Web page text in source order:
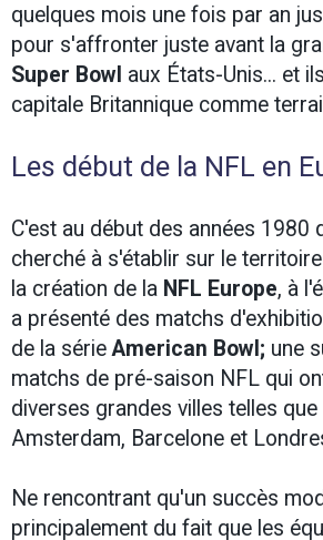
quelques mois une fois par an
pour s'affronter juste avant la
Super Bowl aux États-Unis... et
capitale Britannique comme
Les début de la NFL en
C'est au début des années 1980
cherché à s'établir sur le
la création de la NFL Europe, à
a présenté des matchs
de la sérieAmerican Bowl; une
matchs de pré-saison NFL qui
diverses grandes villes telles que
Amsterdam, Barcelone et
Ne rencontrant qu'un succès
principalement du fait que les